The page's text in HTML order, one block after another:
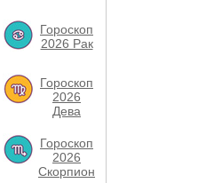
Гороскоп
2026 Рак
Гороскоп
2026
Дева
Гороскоп
2026
Скорпион